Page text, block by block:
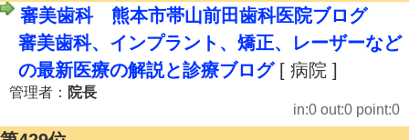
審美歯科 熊本市帯山前田歯科医院ブログ
審美歯科、インプラント、矯正、レーザーなど
の最新医療の解説と診療ブログ[ 病院 ]
管理者： 院長
in:0 out:0 point:0